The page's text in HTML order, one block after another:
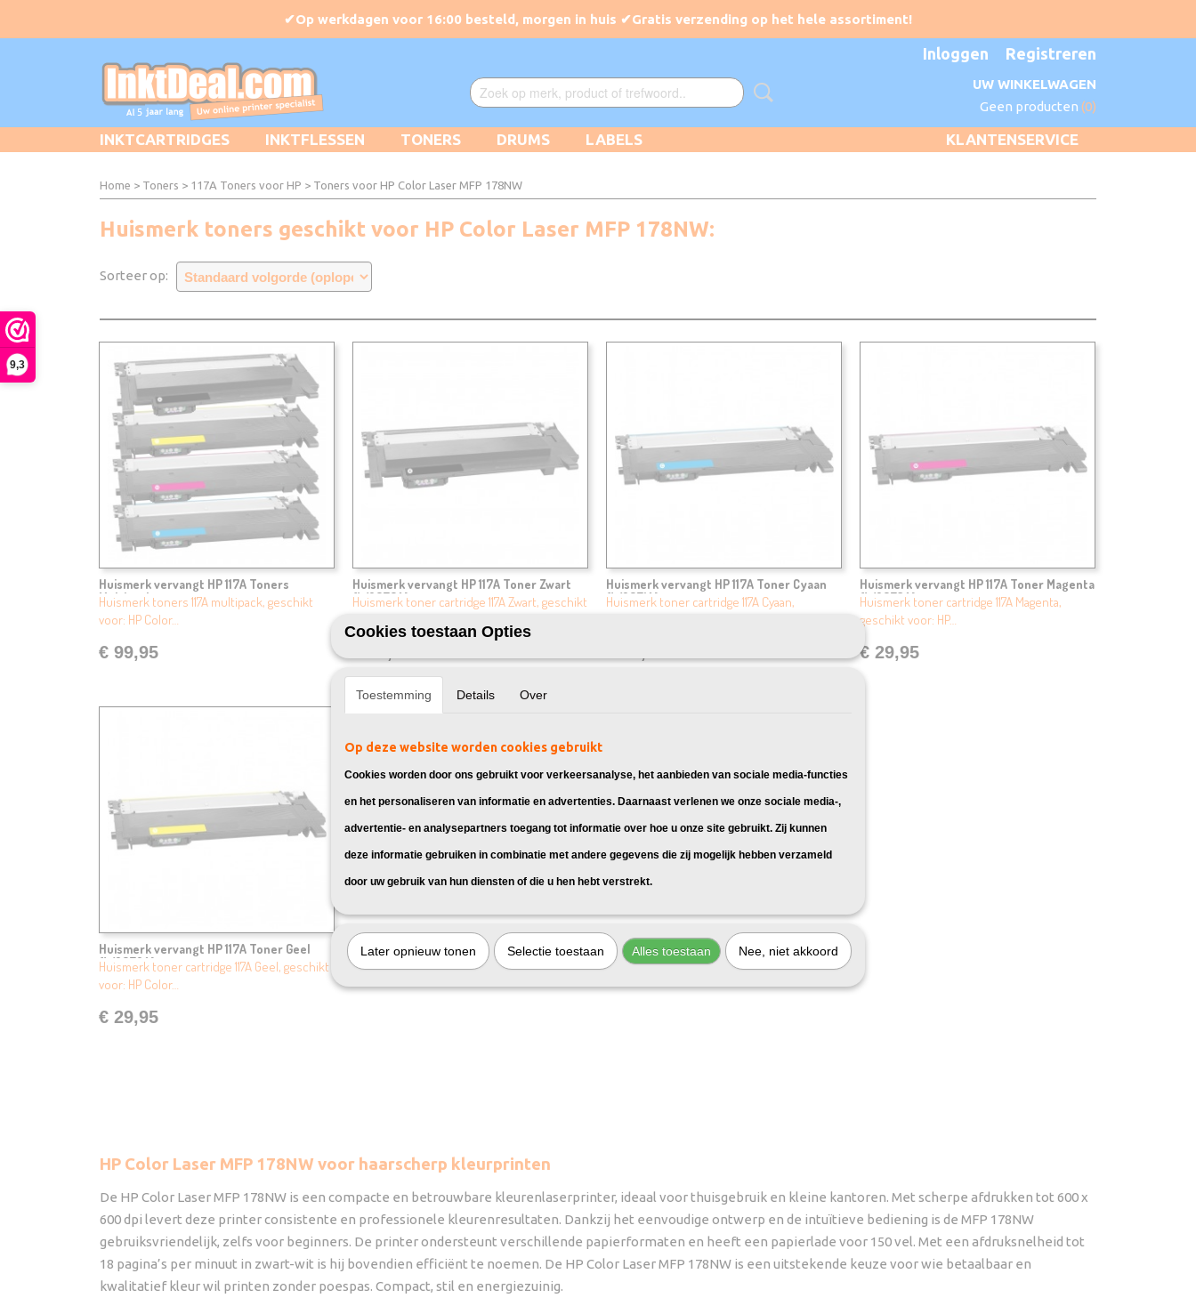
9,3
Inloggen Registreren
UW WINKELWAGEN
Geen producten (0)
KLANTENSERVICE
INKTCARTRIDGES INKTFLESSEN TONERS DRUMS LABELS
Home > Toners > 117A Toners voor HP > Toners voor HP Color Laser MFP 178NW
Huismerk toners geschikt voor HP Color Laser MFP 178NW:
Sorteer op:
Huismerk vervangt HP 117A Toners
Multipack
Huismerk toners 117A multipack, geschikt
voor: HP Color…
€ 99,95
Huismerk vervangt HP 117A Toner Zwart
(W2070A)
Huismerk toner cartridge 117A Zwart, geschikt
Huismerk vervangt HP 117A Toner Cyaan
(W2071A)
Huismerk toner cartridge 117A Cyaan,
Huismerk vervangt HP 117A Toner Magenta
(W2073A)
Huismerk toner cartridge 117A Magenta,
geschikt voor: HP…
€ 29,95
Huismerk vervangt HP 117A Toner Geel
(W2072A)
Huismerk toner cartridge 117A Geel, geschikt
voor: HP Color…
€ 29,95
HP Color Laser MFP 178NW voor haarscherp kleurprinten
De HP Color Laser MFP 178NW is een compacte en betrouwbare kleurenlaserprinter, ideaal voor thuisgebruik en kleine kantoren. Met scherpe afdrukken tot 600 x
600 dpi levert deze printer consistente en professionele kleurenresultaten. Dankzij het eenvoudige ontwerp en de intuïtieve bediening is de MFP 178NW
gebruiksvriendelijk, zelfs voor beginners. De printer ondersteunt verschillende papierformaten en heeft een papierlade voor 150 vel. Met een afdruksnelheid tot
18 pagina’s per minuut in zwart-wit is hij bovendien efficiënt te noemen. De HP Color Laser MFP 178NW is een uitstekende keuze voor wie betaalbaar en
kwalitatief kleur wil printen zonder poespas. Compact, stil en energiezuinig.
Cookies toestaan Opties
Toestemming Details Over
Op deze website worden cookies gebruikt
Cookies worden door ons gebruikt voor verkeersanalyse, het aanbieden van sociale media-functies
en het personaliseren van informatie en advertenties. Daarnaast verlenen we onze sociale media-,
advertentie- en analysepartners toegang tot informatie over hoe u onze site gebruikt. Zij kunnen
deze informatie gebruiken in combinatie met andere gegevens die zij mogelijk hebben verzameld
door uw gebruik van hun diensten of die u hen hebt verstrekt.
Later opnieuw tonen Selectie toestaan Alles toestaan Nee, niet akkoord